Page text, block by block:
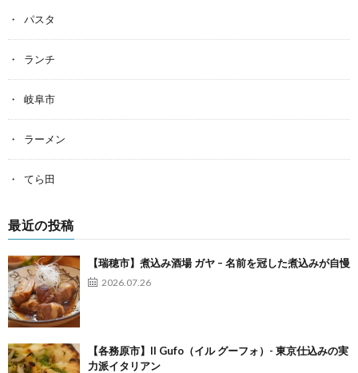
パスタ
ランチ
岐阜市
ラーメン
てら田
最近の投稿
【瑞穂市】煮込み酒場 ガヤ – 名前を冠した煮込みが自慢
2026.07.26
【各務原市】Il Gufo（イル グーフォ）- 東京仕込みの実
力派イタリアン